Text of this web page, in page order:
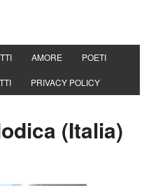
AMORE POETI
PRIVACY POLICY
(Italia)